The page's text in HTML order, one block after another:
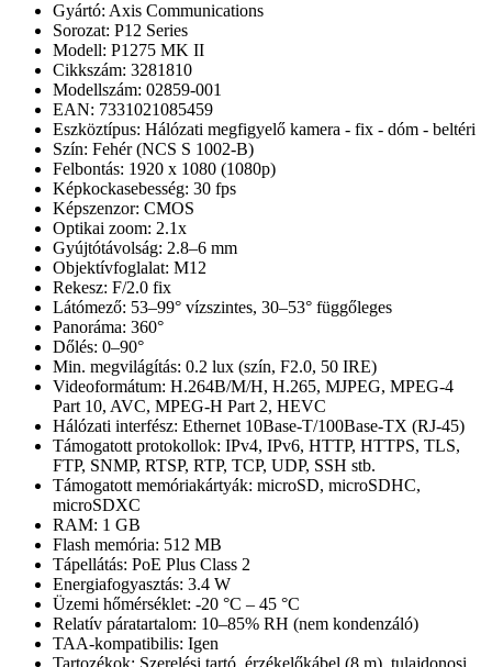
Gyártó: Axis Communications
Sorozat: P12 Series
Modell: P1275 MK II
Cikkszám: 3281810
Modellszám: 02859-001
EAN: 7331021085459
Eszköztípus: Hálózati megfigyelő kamera - fix - dóm - beltéri
Szín: Fehér (NCS S 1002-B)
Felbontás: 1920 x 1080 (1080p)
Képkockasebesség: 30 fps
Képszenzor: CMOS
Optikai zoom: 2.1x
Gyújtótávolság: 2.8–6 mm
Objektívfoglalat: M12
Rekesz: F/2.0 fix
Látómező: 53–99° vízszintes, 30–53° függőleges
Panoráma: 360°
Dőlés: 0–90°
Min. megvilágítás: 0.2 lux (szín, F2.0, 50 IRE)
Videoformátum: H.264B/M/H, H.265, MJPEG, MPEG-4
Part 10, AVC, MPEG-H Part 2, HEVC
Hálózati interfész: Ethernet 10Base-T/100Base-TX (RJ-45)
Támogatott protokollok: IPv4, IPv6, HTTP, HTTPS, TLS,
FTP, SNMP, RTSP, RTP, TCP, UDP, SSH stb.
Támogatott memóriakártyák: microSD, microSDHC,
microSDXC
RAM: 1 GB
Flash memória: 512 MB
Tápellátás: PoE Plus Class 2
Energiafogyasztás: 3.4 W
Üzemi hőmérséklet: -20 °C – 45 °C
Relatív páratartalom: 10–85% RH (nem kondenzáló)
TAA-kompatibilis: Igen